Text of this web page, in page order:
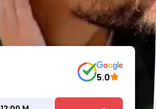
5.0